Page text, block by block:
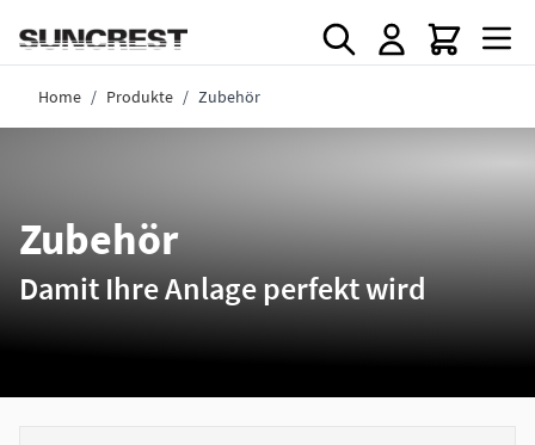
Home / Produkte / Zubehör
Zubehör
Damit Ihre Anlage perfekt wird